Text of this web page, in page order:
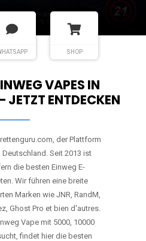
SHOP
VAPES IN
JETZT ENTDECKEN
der Plattform
Seit 2013 ist
die besten Einweg E-
Wir führen eine breite
Marken wie JNR, RandM,
Ghost Pro et bien d'autres.
Vape mit 5000, 10000
findet hier die besten